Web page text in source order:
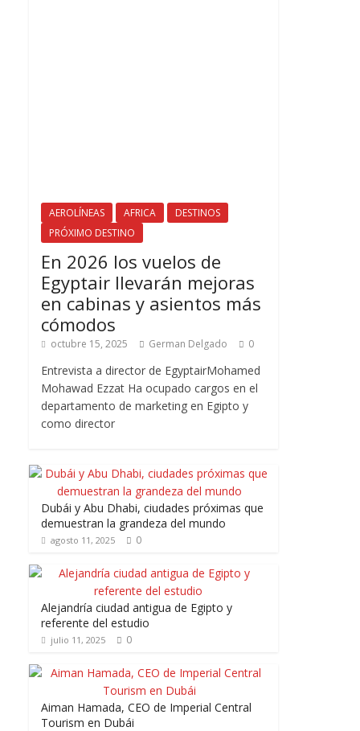
AEROLÍNEAS AFRICA
DESTINOS
PRÓXIMO DESTINO
En 2026 los vuelos de
Egyptair llevarán mejoras
en cabinas y asientos más
cómodos
octubre 15, 2025 German Delgado 0
Entrevista a director de EgyptairMohamed
Mohawad Ezzat Ha ocupado cargos en el
departamento de marketing en Egipto y
como director
Dubái y Abu Dhabi, ciudades próximas que
demuestran la grandeza del mundo
agosto 11, 2025 0
Alejandría ciudad antigua de Egipto y
referente del estudio
julio 11, 2025 0
Aiman Hamada, CEO de Imperial Central
Tourism en Dubái